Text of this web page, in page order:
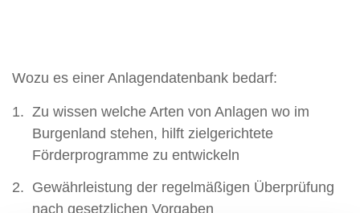
Wozu es einer Anlagendatenbank bedarf:
Zu wissen welche Arten von Anlagen wo im
Burgenland stehen, hilft zielgerichtete
Förderprogramme zu entwickeln
Gewährleistung der regelmäßigen Überprüfung
nach gesetzlichen Vorgaben